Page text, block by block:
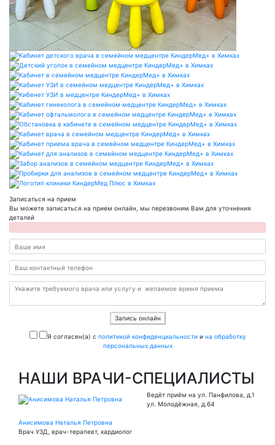
Записаться на прием
Вы можете записаться на прием онлайн, мы перезвоним Вам для уточнения
деталей
Запись онлайн
Я согласен(a) с политикой конфиденциальности и на обработку
персональных данных
НАШИ ВРАЧИ-СПЕЦИАЛИСТЫ
Ведёт приём на ул. Панфилова, д.1
ул. Молодёжная, д.64
Анисимова Наталья Петровна
Врач УЗД, врач-терапевт, кардиолог